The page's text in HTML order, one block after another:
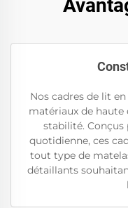
Nos cadres de lit
matériaux de
stabilité.
quotidienne, ces
tout type de
détaillants